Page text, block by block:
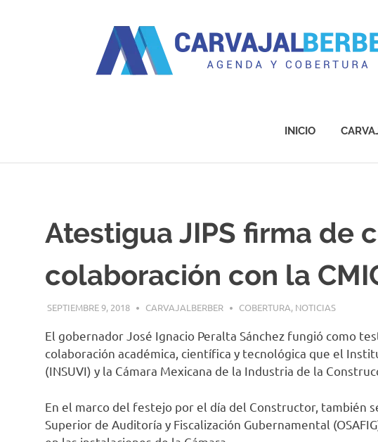
INICIO
Atestigua JIPS firma de
colaboración con la
SEPTIEMBRE 9, 2018 CARVAJALBERBER COBERTURA, NOTICIAS
El gobernador José Ignacio Peralta Sánchez fungió como
colaboración académica, científica y tecnológica que el
(INSUVI) y la Cámara Mexicana de la Industria de la
En el marco del festejo por el día del Constructor, también
Superior de Auditoría y Fiscalización Gubernamental